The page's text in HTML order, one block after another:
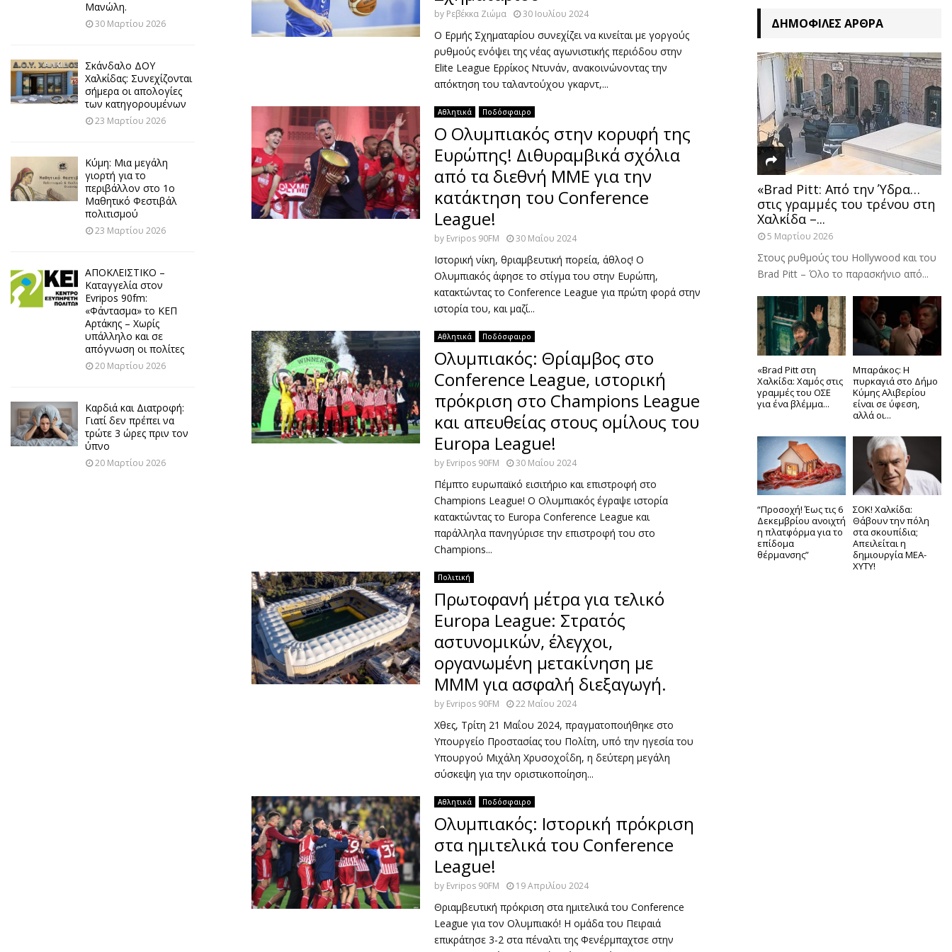
by Ρεβέκκα Ζιώμα 30 Ιουλίου 2024
Ο Ερμής Σχηματαρίου συνεχίζει να κινείται με γοργούς
ρυθμούς ενόψει της νέας αγωνιστικής περιόδου στην
Elite League Ερρίκος Ντυνάν, ανακοινώνοντας την
απόκτηση του ταλαντούχου γκαρντ,...
Αθλητικά Ποδόσφαιρο
Ο Ολυμπιακός στην κορυφή της
Ευρώπης! Διθυραμβικά σχόλια
από τα διεθνή ΜΜΕ για την
κατάκτηση του Conference
League!
by Evripos 90FM 30 Μαΐου 2024
Ιστορική νίκη, θριαμβευτική πορεία, άθλος! Ο
Ολυμπιακός άφησε το στίγμα του στην Ευρώπη,
κατακτώντας το Conference League για πρώτη φορά στην
ιστορία του, και μαζί...
Αθλητικά Ποδόσφαιρο
Ολυμπιακός: Θρίαμβος στο
Conference League, ιστορική
πρόκριση στο Champions League
και απευθείας στους ομίλους του
Europa League!
by Evripos 90FM 30 Μαΐου 2024
Πέμπτο ευρωπαϊκό εισιτήριο και επιστροφή στο
Champions League! Ο Ολυμπιακός έγραψε ιστορία
κατακτώντας το Europa Conference League και
παράλληλα πανηγύρισε την επιστροφή του στο
Champions...
Πολιτική
Πρωτοφανή μέτρα για τελικό
Europa League: Στρατός
αστυνομικών, έλεγχοι,
οργανωμένη μετακίνηση με
ΜΜΜ για ασφαλή διεξαγωγή.
by Evripos 90FM 22 Μαΐου 2024
Χθες, Τρίτη 21 Μαΐου 2024, πραγματοποιήθηκε στο
Υπουργείο Προστασίας του Πολίτη, υπό την ηγεσία του
Υπουργού Μιχάλη Χρυσοχοΐδη, η δεύτερη μεγάλη
σύσκεψη για την οριστικοποίηση...
Αθλητικά Ποδόσφαιρο
Ολυμπιακός: Ιστορική πρόκριση
στα ημιτελικά του Conference
League!
by Evripos 90FM 19 Απριλίου 2024
Θριαμβευτική πρόκριση στα ημιτελικά του Conference
League για τον Ολυμπιακό! Η ομάδα του Πειραιά
επικράτησε 3-2 στα πέναλτι της Φενέρμπαχτσε στην
Μανώλη.
30 Μαρτίου 2026
Σκάνδαλο ΔΟΥ
Χαλκίδας: Συνεχίζονται
σήμερα οι απολογίες
των κατηγορουμένων
23 Μαρτίου 2026
Κύμη: Μια μεγάλη
γιορτή για το
περιβάλλον στο 1ο
Μαθητικό Φεστιβάλ
πολιτισμού
23 Μαρτίου 2026
ΑΠΟΚΛΕΙΣΤΙΚΟ –
Καταγγελία στον
Evripos 90fm:
«Φάντασμα» το ΚΕΠ
Αρτάκης – Χωρίς
υπάλληλο και σε
απόγνωση οι πολίτες
20 Μαρτίου 2026
Καρδιά και Διατροφή:
Γιατί δεν πρέπει να
τρώτε 3 ώρες πριν τον
ύπνο
20 Μαρτίου 2026
ΔΗΜΟΦΙΛΈΣ ΆΡΘΡΑ
«Brad Pitt: Από την Ύδρα…
στις γραμμές του τρένου στη
Χαλκίδα –...
5 Μαρτίου 2026
Στους ρυθμούς του Hollywood και του
Brad Pitt – Όλο το παρασκήνιο από...
«Brad Pitt στη
Χαλκίδα: Χαμός στις
γραμμές του ΟΣΕ
για ένα βλέμμα...
Μπαράκος: Η
πυρκαγιά στο Δήμο
Κύμης Αλιβερίου
είναι σε ύφεση,
αλλά οι...
“Προσοχή! Έως τις 6
Δεκεμβρίου ανοιχτή
η πλατφόρμα για το
επίδομα
θέρμανσης”
ΣΟΚ! Χαλκίδα:
Θάβουν την πόλη
στα σκουπίδια;
Απειλείται η
δημιουργία ΜΕΑ-
ΧΥΤΥ!